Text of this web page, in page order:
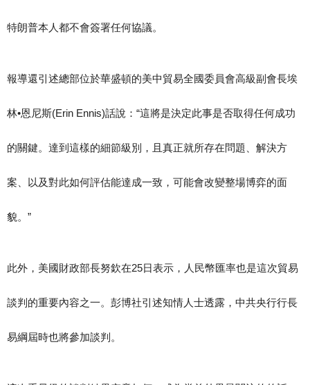
特朗普本人都不會簽署任何協議。
報導還引述總部位於華盛頓的美中貿易全國委員會高級副會長埃
林•恩尼斯(Erin Ennis)話說：“這將是決定此事是否取得任何成功
的關鍵。達到這樣的細節級別，且真正就所存在問題、解決方
案、以及對此如何評估能達成一致，可能會改變整場博弈的面
貌。”
此外，美國財政部長努欽在25日表示，人民幣匯率也是這次貿易
談判的重要內容之一。彭博社引述知情人士透露，中共央行行長
易綱屆時也將參加談判。